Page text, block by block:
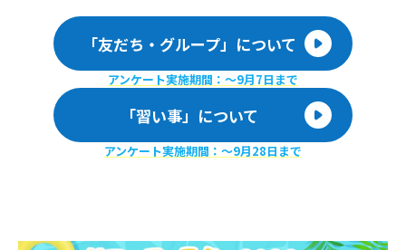
「友だち・グループ」について
アンケート実施期間：〜9月7日まで
「習い事」について
アンケート実施期間：〜9月28日まで